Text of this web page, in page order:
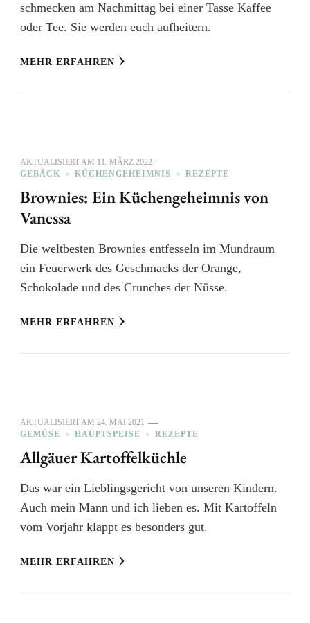
schmecken am Nachmittag bei einer Tasse Kaffee
oder Tee. Sie werden euch aufheitern.
MEHR ERFAHREN
AKTUALISIERT AM 11. MÄRZ 2022
GEBÄCK
KÜCHENGEHEIMNIS REZEPTE
Brownies: Ein Küchengeheimnis von
Vanessa
Die weltbesten Brownies entfesseln im Mundraum
ein Feuerwerk des Geschmacks der Orange,
Schokolade und des Crunches der Nüsse.
MEHR ERFAHREN
AKTUALISIERT AM 24. MAI 2021
GEMÜSE
HAUPTSPEISE REZEPTE
Allgäuer Kartoffelküchle
Das war ein Lieblingsgericht von unseren Kindern.
Auch mein Mann und ich lieben es. Mit Kartoffeln
vom Vorjahr klappt es besonders gut.
MEHR ERFAHREN